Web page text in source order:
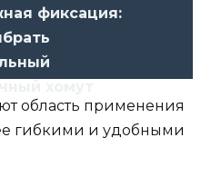
фиксация:
область применения
гибкими и удобными